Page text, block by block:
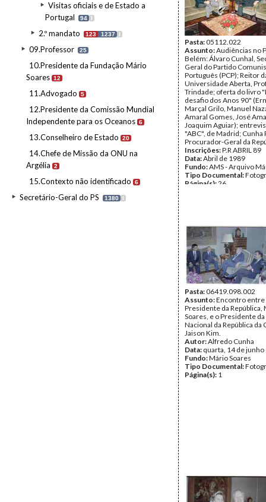
Visitas oficiais e de Estado a
Portugal
94 I
2.º mandato 123 1237 I
09.Professor 25
10.Presidente da Fundação Mário
Soares 12
11.Advogado 5
12.Presidente da Comissão Mundial
Independente para os Oceanos 6
13.Conselheiro de Estado 20
14.Chefe de Missão da ONU na
Argélia
2
15.Contexto não identificado 6
Secretário-Geral do PS 1380 I
Pasta:05112.022
Assunto:Audiências no
Belém: Álvaro Cunhal,
Geral do Partido
Português (PCP); Reitor
Universidade Aberta,
Trindade; oferta do livro
desafio dos Anos 90"
Marçal Grilo, Manuel
Amaral Gomes, José
Joaquim Aguiar);
"ABC", de Madrid; Cunha
Procurador-Geral da
Inscrições:P.R ABRIL 89
Data:Abril de 1989
Fundo:AMS - Arquivo
Tipo Documental:
Página(s):26
Pasta:06419.098.002
Assunto:Encontro entre
Presidente da República,
Soares, e o Presidente
Nacional da República da
Jaison Kim.
Autor:Alfredo Cunha
Data: quarta, 14 de
Fundo:Mário Soares
Tipo Documental:
Página(s): 1